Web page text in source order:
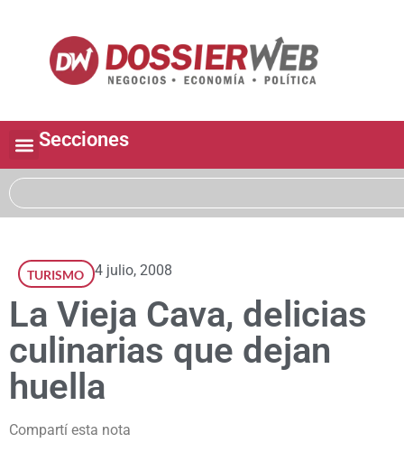
Secciones
TURISMO 4 julio, 2008
La Vieja Cava, delicias
culinarias que dejan
huella
Compartí esta nota